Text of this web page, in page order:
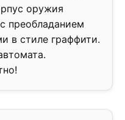
оружия
преобладанием
в стиле граффити.